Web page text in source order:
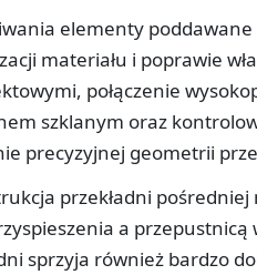
elementy
materiału i poprawie
połączenie
szklanym oraz
precyzyjnej geometrii
przekładni
a
sprzyja również bardzo